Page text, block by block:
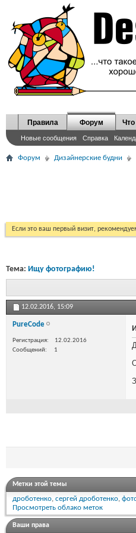
Правила Форум
Новые сообщения Справка
Что
Форум Дизайнерские будни
Если это ваш первый визит,
Тема: Ищу фотографию!
12.02.2016, 15:09
PureCode
Регистрация
12.02.2016
Сообщений
1
Метки этой темы
дроботенко, сергей дроботенко,
Просмотреть облако меток
Ваши права